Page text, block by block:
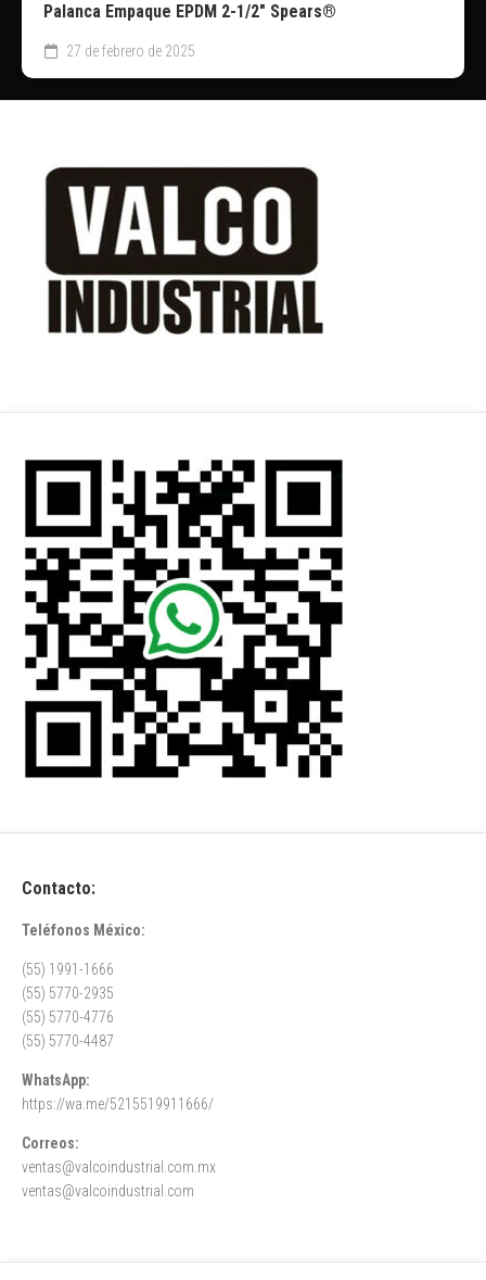
Palanca Empaque EPDM 2-1/2″ Spears®
27 de febrero de 2025
Contacto:
Teléfonos México:
(55) 1991-1666
(55) 5770-2935
(55) 5770-4776
(55) 5770-4487
WhatsApp:
https://wa.me/5215519911666/
Correos:
ventas@valcoindustrial.com.mx
ventas@valcoindustrial.com